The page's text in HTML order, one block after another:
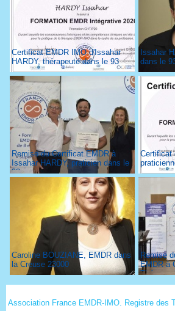
Certificat EMDR IMO d'Issahar
HARDY, thérapeute dans le 93
Issahar
dans le
Remise du Certificat EMDR à
Issahar HARDY, praticien dans le
93
Certificat
Caroline BOUZIANE, EMDR dans
la Creuse 23000
Remise
EMDR à
Association France EMDR-IMO. Registre des